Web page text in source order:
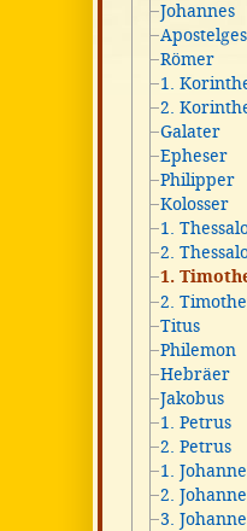
Johannes
Römer
1.
2.
Galater
Epheser
Philipper
Kolosser
1.
2.
1.
2.
Titus
Philemon
Hebräer
Jakobus
1. Petrus
2. Petrus
1.
2.
3.